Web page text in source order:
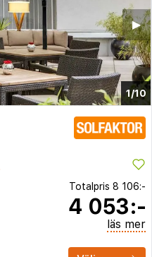
1/10
▶︎
Totalpris 8 106:-
4 053:-
läs mer